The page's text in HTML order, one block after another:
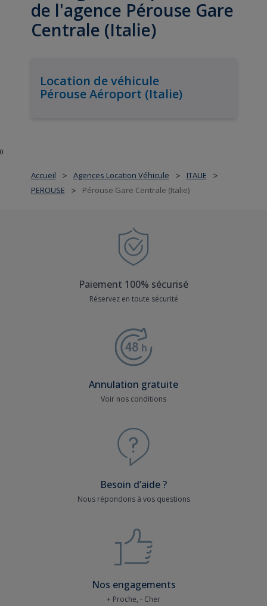
Accueil > Agences Location Véhicule > ITALIE >
PEROUSE > Pérouse Gare Centrale (Italie)
de l'agence Pérouse Gare
Centrale (Italie)
Location de véhicule
Pérouse Aéroport (Italie)
0
Paiement 100% sécurisé
Réservez en toute sécurité
Annulation gratuite
Voir nos conditions
Besoin d’aide ?
Nous répondons à vos questions
Nos engagements
+ Proche, - Cher